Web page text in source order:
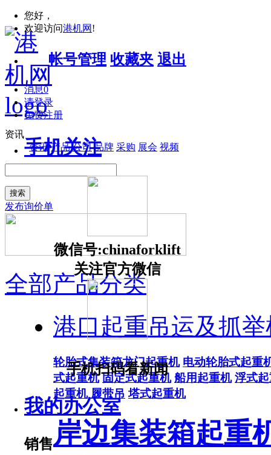
您好，
欢迎访问港机网 !
帐号管理 收藏夹 退出
消息0
请登录
免费注册
手机关注
微信号:chinaforklift
关注官方微信
手机扫码看新闻
我的办公室
销售
资讯
资讯 产品 公司 品牌 采购 展会 视频
搜索
发布询价单
全部产品分类
港口起重吊运及抓
轮胎式集装箱龙门起重机 电动轮胎式起重
式起重机 固定式起重机 船用起重机 浮式
起重机 履带吊 塔式起重机
岸边集装箱起重